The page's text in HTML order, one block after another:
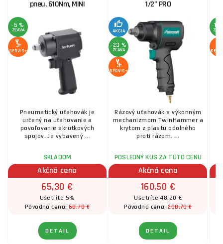
pneu, 610Nm, MINI
-5 %
ZĽAVA
SERVIS+
Pneumatický uťahovák je
určený na uťahovanie a
povoľovanie skrutkových
spojov. Je vybavený ...
SKLADOM
Akčná cena
65,30 €
Ušetríte 5%
Pôvodná cena:68,70 €
DETAIL
1/2" PRO
AKCIA
-23 %
ZĽAVA
SERVIS+
Rázový uťahovák s výkonným
mechanizmom TwinHammer a
krytom z plastu odolného
proti rázom. ...
POSLEDNÝ KUS ZA TÚTO CENU
Akčná cena
160,50 €
Ušetríte 48,20 €
Pôvodná cena:208,70 €
DETAIL
-13